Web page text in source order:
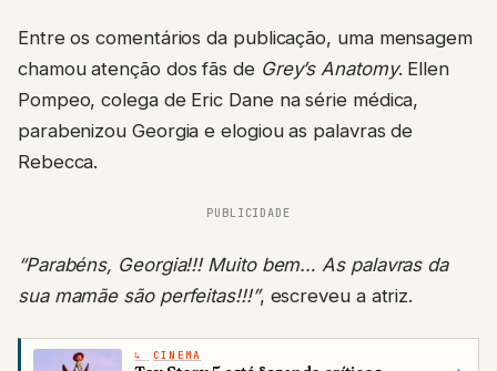
Entre os comentários da publicação, uma mensagem
chamou atenção dos fãs de Grey’s Anatomy. Ellen
Pompeo, colega de Eric Dane na série médica,
parabenizou Georgia e elogiou as palavras de
Rebecca.
PUBLICIDADE
“Parabéns, Georgia!!! Muito bem… As palavras da
sua mamãe são perfeitas!!!”, escreveu a atriz.
CINEMA